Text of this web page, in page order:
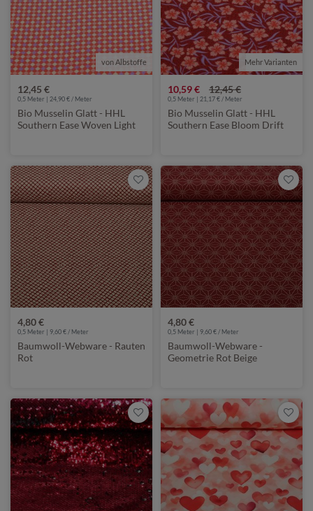
von Albstoffe
12,45 €
0,5 Meter | 24,90 € / Meter
Bio Musselin Glatt - HHL
Southern Ease Woven Light
von Albstoffe
Mehr Varianten
10,59 € 12,45 €
0,5 Meter | 21,17 € / Meter
Bio Musselin Glatt - HHL
Southern Ease Bloom Drift
4,80 €
0,5 Meter | 9,60 € / Meter
Baumwoll-Webware - Rauten
Rot
4,80 €
0,5 Meter | 9,60 € / Meter
Baumwoll-Webware -
Geometrie Rot Beige